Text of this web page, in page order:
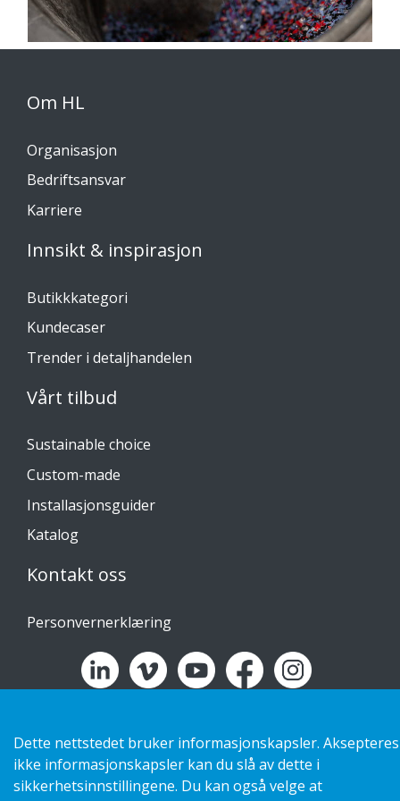
Om HL
Organisasjon
Bedriftsansvar
Karriere
Innsikt & inspirasjon
Butikkkategori
Kundecaser
Trender i detaljhandelen
Vårt tilbud
Sustainable choice
Custom-made
Installasjonsguider
Katalog
Kontakt oss
Personvernerklæring
Dette nettstedet bruker informasjonskapsler. Aksepteres
ikke informasjonskapsler kan du slå av dette i
sikkerhetsinnstillingene. Du kan også velge at